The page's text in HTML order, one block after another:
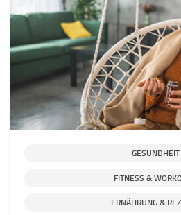
GESUNDHEIT
FITNESS &
ERNÄHRUNG &